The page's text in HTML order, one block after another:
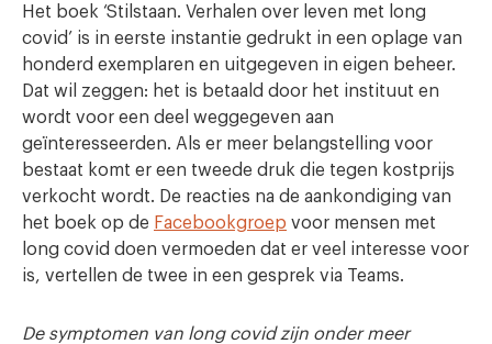
Het boek ‘Stilstaan. Verhalen over leven met long
covid’ is in eerste instantie gedrukt in een oplage van
honderd exemplaren en uitgegeven in eigen beheer.
Dat wil zeggen: het is betaald door het instituut en
wordt voor een deel weggegeven aan
geïnteresseerden. Als er meer belangstelling voor
bestaat komt er een tweede druk die tegen kostprijs
verkocht wordt. De reacties na de aankondiging van
het boek op de Facebookgroep voor mensen met
long covid doen vermoeden dat er veel interesse voor
is, vertellen de twee in een gesprek via Teams.
De symptomen van long covid zijn onder meer